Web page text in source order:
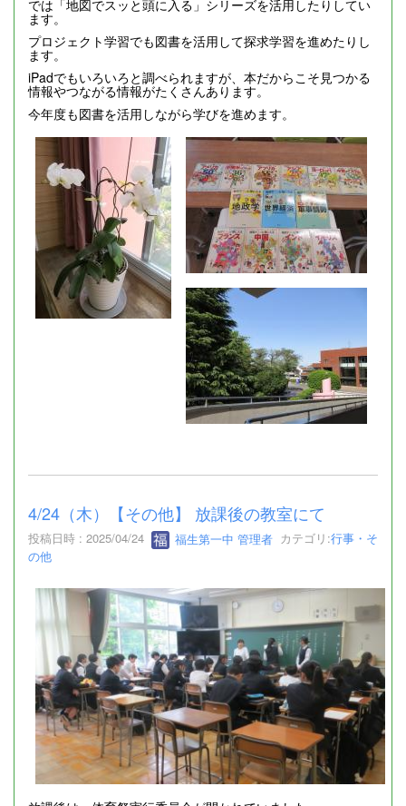
では「地図でスッと頭に入る」シリーズを活用したりしてい
ます。
プロジェクト学習でも図書を活用して探求学習を進めたりし
ます。
iPadでもいろいろと調べられますが、本だからこそ見つかる
情報やつながる情報がたくさんあります。
今年度も図書を活用しながら学びを進めます。
4/24（木）【その他】 放課後の教室にて
投稿日時 : 2025/04/24 福生第一中 管理者 カテゴリ:行事・そ
の他